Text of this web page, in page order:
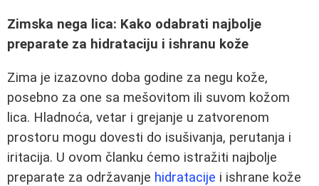
Zimska nega lica: Kako odabrati najbolje
preparate za hidrataciju i ishranu kože
Zima je izazovno doba godine za negu kože,
posebno za one sa mešovitom ili suvom kožom
lica. Hladnoća, vetar i grejanje u zatvorenom
prostoru mogu dovesti do isušivanja, perutanja i
iritacija. U ovom članku ćemo istražiti najbolje
preparate za održavanje hidratacije i ishrane kože